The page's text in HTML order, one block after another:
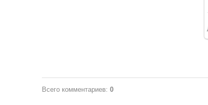
Всего комментариев: 0